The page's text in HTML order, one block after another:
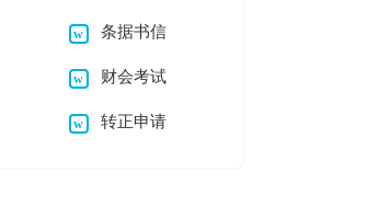
范文汇编5篇
条据书信
财会考试
转正申请